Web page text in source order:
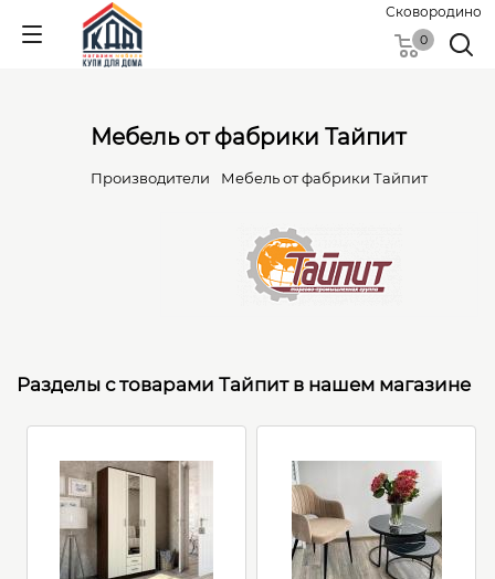
Сковородино
0
Мебель от фабрики Тайпит
Производители Мебель от фабрики Тайпит
Разделы с товарами Тайпит в нашем магазине